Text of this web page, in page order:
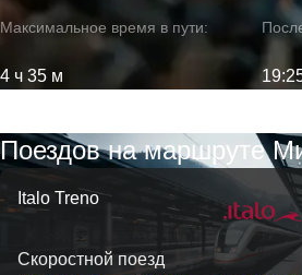
Максимальное время в пути:
4 ч 35 м
Поездов на маршруте
Italo Treno
Скоростной поезд